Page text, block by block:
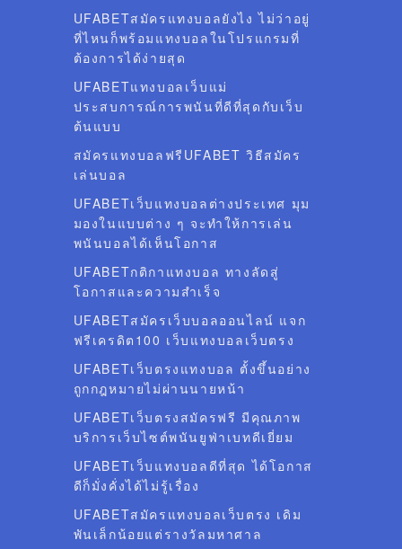
UFABETสมัครแทงบอลยังไง ไม่ว่าอยู่
ที่ไหนก็พร้อมแทงบอลในโปรแกรมที่
ต้องการได้ง่ายสุด
UFABETแทงบอลเว็บแม่
ประสบการณ์การพนันที่ดีที่สุดกับเว็บ
ต้นแบบ
สมัครแทงบอลฟรีUFABET วิธีสมัคร
เล่นบอล
UFABETเว็บแทงบอลต่างประเทศ มุม
มองในแบบต่าง ๆ จะทำให้การเล่น
พนันบอลได้เห็นโอกาส
UFABETกติกาแทงบอล ทางลัดสู่
โอกาสและความสำเร็จ
UFABETสมัครเว็บบอลออนไลน์ แจก
ฟรีเครดิต100 เว็บแทงบอลเว็บตรง
UFABETเว็บตรงแทงบอล ตั้งขึ้นอย่าง
ถูกกฎหมายไม่ผ่านนายหน้า
UFABETเว็บตรงสมัครฟรี มีคุณภาพ
บริการเว็บไซต์พนันยูฟ่าเบทดีเยี่ยม
UFABETเว็บแทงบอลดีที่สุด ได้โอกาส
ดีก็มั่งคั่งได้ไม่รู้เรื่อง
UFABETสมัครแทงบอลเว็บตรง เดิม
พันเล็กน้อยแต่รางวัลมหาศาล